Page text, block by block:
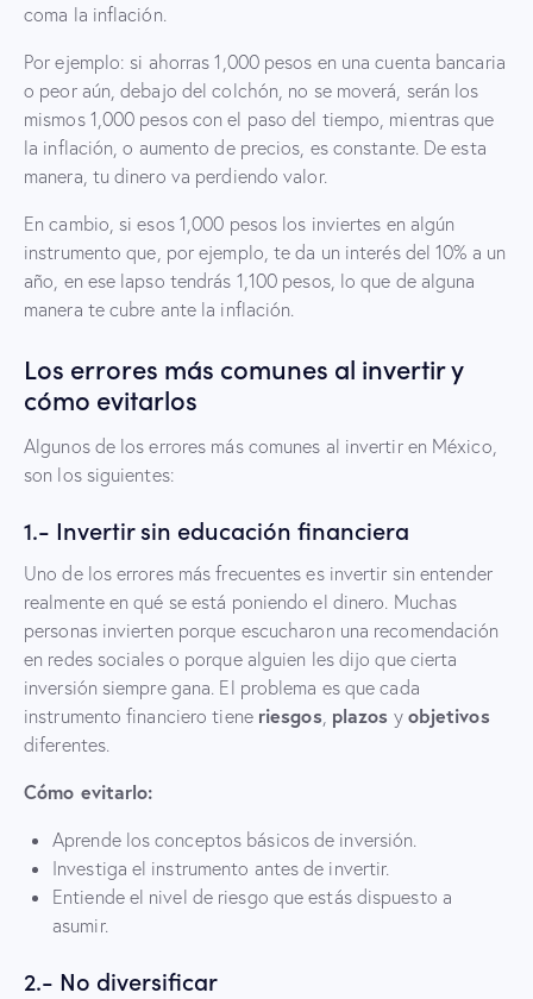
coma la inflación.
Por ejemplo: si ahorras 1,000 pesos en una cuenta bancaria
o peor aún, debajo del colchón, no se moverá, serán los
mismos 1,000 pesos con el paso del tiempo, mientras que
la inflación, o aumento de precios, es constante. De esta
manera, tu dinero va perdiendo valor.
En cambio, si esos 1,000 pesos los inviertes en algún
instrumento que, por ejemplo, te da un interés del 10% a un
año, en ese lapso tendrás 1,100 pesos, lo que de alguna
manera te cubre ante la inflación.
Los errores más comunes al invertir y
cómo evitarlos
Algunos de los errores más comunes al invertir en México,
son los siguientes:
1.- Invertir sin educación financiera
Uno de los errores más frecuentes es invertir sin entender
realmente en qué se está poniendo el dinero. Muchas
personas invierten porque escucharon una recomendación
en redes sociales o porque alguien les dijo que cierta
inversión siempre gana. El problema es que cada
instrumento financiero tiene riesgos, plazos y objetivos
diferentes.
Cómo evitarlo:
Aprende los conceptos básicos de inversión.
Investiga el instrumento antes de invertir.
Entiende el nivel de riesgo que estás dispuesto a
asumir.
2.- No diversificar